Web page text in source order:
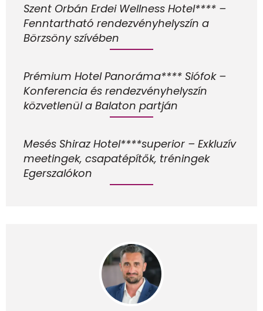
Szent Orbán Erdei Wellness Hotel**** –
Fenntartható rendezvényhelyszín a
Börzsöny szívében
Prémium Hotel Panoráma**** Siófok –
Konferencia és rendezvényhelyszín
közvetlenül a Balaton partján
Mesés Shiraz Hotel****superior – Exkluzív
meetingek, csapatépítők, tréningek
Egerszalókon